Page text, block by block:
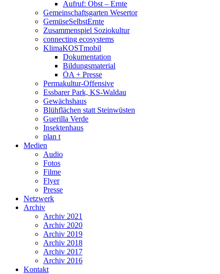
Aufruf: Obst – Ernte
Gemeinschaftsgarten Wesertor
GemüseSelbstErnte
Zusammenspiel Soziokultur
connecting ecosystems
KlimaKOSTmobil
Dokumentation
Bildungsmaterial
ÖA + Presse
Permakultur-Offensive
Essbarer Park, KS-Waldau
Gewächshaus
Blühflächen statt Steinwüsten
Guerilla Verde
Insektenhaus
plan t
Medien
Audio
Fotos
Filme
Flyer
Presse
Netzwerk
Archiv
Archiv 2021
Archiv 2020
Archiv 2019
Archiv 2018
Archiv 2017
Archiv 2016
Kontakt